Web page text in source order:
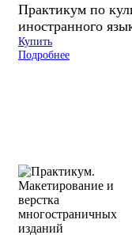
Практикум по
иностранного
Купить
Подробнее